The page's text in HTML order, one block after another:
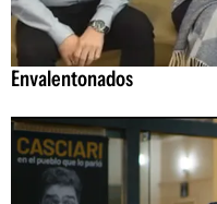
Envalentonados